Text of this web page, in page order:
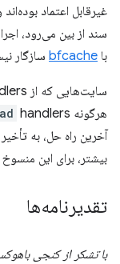
غیرقابل اعتماد
سند از بین می‌رود،
با bfcache سازگار
سایت‌هایی که از
هرگونه
آخرین راه حل، به
بیشتر، برای این
تقدیرنامه‌ها
با تشکر از کنجی